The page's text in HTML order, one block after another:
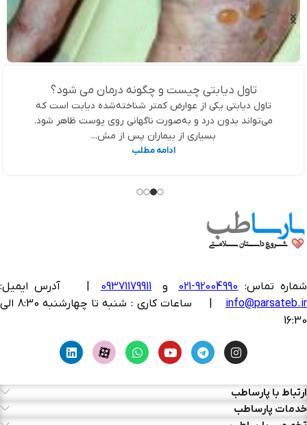
تاول دیابتی چیست و چگونه درمان می شود؟
تاول دیابتی یکی از عوارض کمتر شناخته‌شده دیابت است که
می‌تواند بدون درد و به‌صورت ناگهانی روی پوست ظاهر شود.
بسیاری از بیماران پس از مش...
ادامه مطلب
شماره تماس: 92004990-021 و 09371179911
آدرس ایمیل:
info@parsateb.ir
| ساعات کاری : شنبه تا چهارشنبه 8:30 الی
16:30
ارتباط با پارساطب
خدمات پارساطب